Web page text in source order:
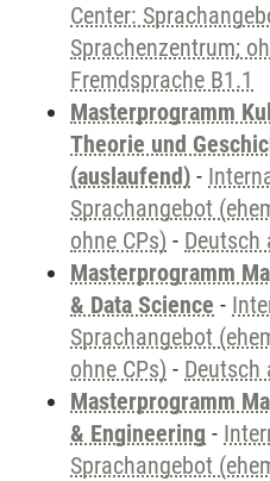
Center:
Sprachenzentrum;
Fremdsprache B1.1
Masterprogramm
Theorie und
(auslaufend) -
Sprachangebot
ohne CPs) - Deutsch
Masterprogramm
& Data Science -
Sprachangebot
ohne CPs) - Deutsch
Masterprogramm
& Engineering -
Sprachangebot